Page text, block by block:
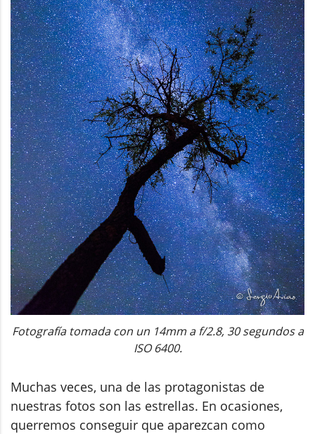
Fotografía tomada con un 14mm a f/2.8, 30 segundos a
ISO 6400.
Muchas veces, una de las protagonistas de
nuestras fotos son las estrellas. En ocasiones,
querremos conseguir que aparezcan como